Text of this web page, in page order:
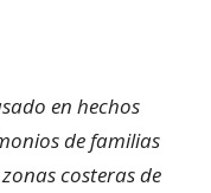
en hechos
de familias
costeras de